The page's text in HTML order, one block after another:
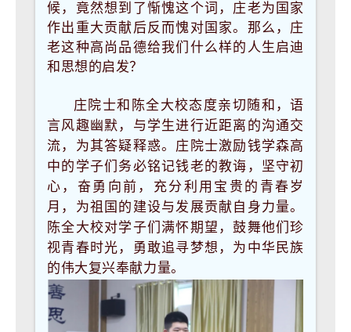
候，竟然想到了惭愧这个词，庄老为国家
作出重大贡献后反而愧对国家。那么，庄
老这种高尚品德给我们什么样的人生启迪
和思想的启发？
庄院士和陈全大校态度亲切随和，语
言风趣幽默，与学生进行近距离的沟通交
流，为其答疑释惑。庄院士激励钱学森高
中的学子们务必铭记钱老的教诲，坚守初
心，奋勇向前，充分利用宝贵的青春岁
月，为祖国的建设与发展贡献自身力量。
陈全大校对学子们满怀期望，鼓舞他们珍
视青春时光，勇敢追寻梦想，为中华民族
的伟大复兴奉献力量。